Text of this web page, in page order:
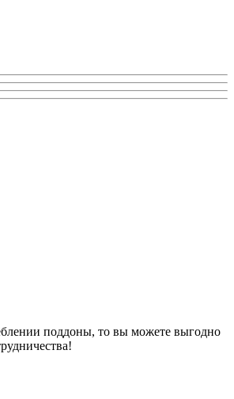
поддоны, то вы можете выгодно